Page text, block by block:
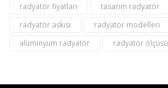
radyatör fiyatları
tasarım radyatör
radyatör askısı
radyatör modelleri
alüminyum radyatör
radyatör ölçüsü